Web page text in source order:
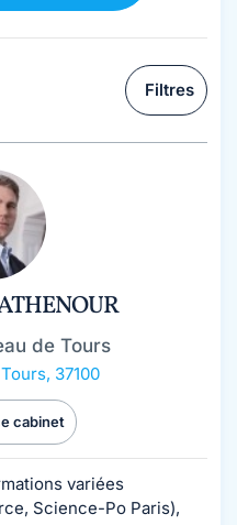
Filtres
de Tours
Tours, 37100
cabinet
variées
Science-Po Paris),